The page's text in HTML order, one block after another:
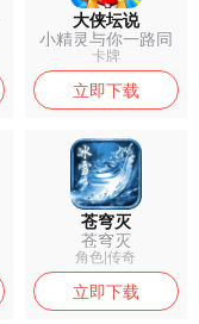
大侠坛说
小精灵与你一路同
行！
卡牌
立即下载
苍穹灭
苍穹灭
角色|传奇
立即下载